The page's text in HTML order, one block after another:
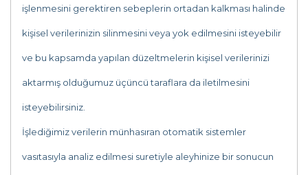
işlenmesini gerektiren sebeplerin ortadan kalkması halinde
kişisel verilerinizin silinmesini veya yok edilmesini isteyebilir
ve bu kapsamda yapılan düzeltmelerin kişisel verilerinizi
aktarmış olduğumuz üçüncü taraflara da iletilmesini
isteyebilirsiniz.
İşlediğimiz verilerin münhasıran otomatik sistemler
vasıtasıyla analiz edilmesi suretiyle aleyhinize bir sonucun